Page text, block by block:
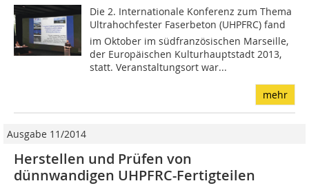
Die 2. Internationale Konferenz zum Thema
Ultrahochfester Faserbeton (UHPFRC) fand
im Oktober im südfranzösischen Marseille,
der Europäischen Kulturhauptstadt 2013,
statt. Veranstaltungsort war...
mehr
Ausgabe 11/2014
Herstellen und Prüfen von
dünnwandigen UHPFRC-Fertigteilen